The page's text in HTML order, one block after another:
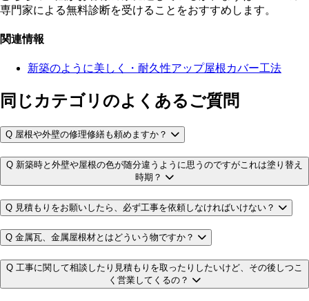
専門家による無料診断を受けることをおすすめします。
関連情報
新築のように美しく・耐久性アップ屋根カバー工法
同じカテゴリのよくあるご質問
Q 屋根や外壁の修理修繕も頼めますか？
Q 新築時と外壁や屋根の色が随分違うように思うのですがこれは塗り替え
時期？
Q 見積もりをお願いしたら、必ず工事を依頼しなければいけない？
Q 金属瓦、金属屋根材とはどういう物ですか？
Q 工事に関して相談したり見積もりを取ったりしたいけど、その後しつこ
く営業してくるの？